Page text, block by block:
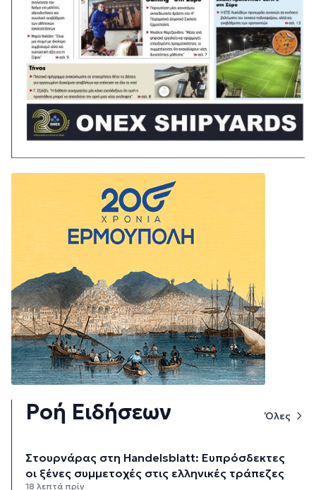
Ροή Ειδήσεων Όλες
Στουρνάρας στη Handelsblatt: Ευπρόσδεκτες
οι ξένες συμμετοχές στις ελληνικές τράπεζες
18 λεπτά πρίν